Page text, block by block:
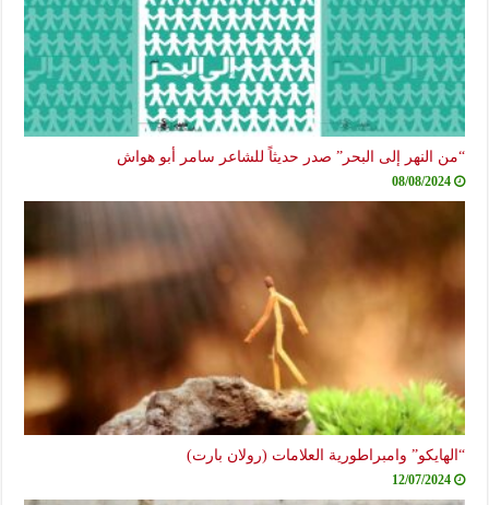
“من النهر إلى البحر” صدر حديثاً للشاعر سامر أبو هواش
08/08/2024
“الهايكو” وامبراطورية العلامات (رولان بارت)
12/07/2024